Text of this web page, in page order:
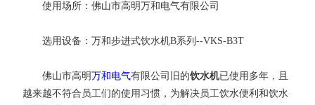
使用场所：佛山市高明万和电气有限公司
选用设备：万和步进式饮水机B系列--VKS-B3T
佛山市高明万和电气有限公司旧的饮水机已使用多年，且
越来越不符合员工们的使用习惯，为解决员工饮水便利和饮水